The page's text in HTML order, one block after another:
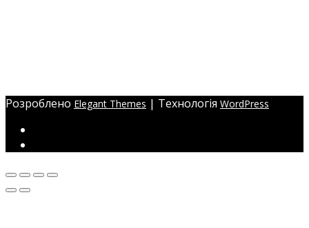
Розроблено Elegant Themes | Технологія WordPress